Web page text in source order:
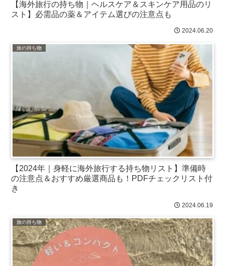
【海外旅行の持ち物｜ヘルスケア＆スキンケア用品のリ
スト】必需品の薬＆アイテム選びの注意点も
2024.06.20
旅の持ち物
【2024年｜身軽に海外旅行する持ち物リスト】準備時
の注意点＆おすすめ厳選商品も！PDFチェックリスト付
き
2024.06.19
旅の持ち物